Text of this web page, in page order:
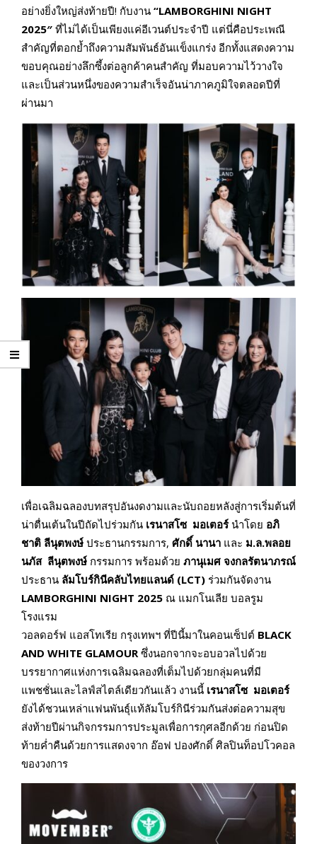
อย่างยิ่งใหญ่ส่งท้ายปี! กับงาน “LAMBORGHINI NIGHT
2025″ ที่ไม่ได้เป็นเพียงแค่อีเวนต์ประจำปี แต่นี่คือประเพณี
สำคัญที่ตอกย้ำถึงความสัมพันธ์อันแข็งแกร่ง อีกทั้งแสดงความ
ขอบคุณอย่างลึกซึ้งต่อลูกค้าคนสำคัญ ที่มอบความไว้วางใจ
และเป็นส่วนหนึ่งของความสำเร็จอันน่าภาคภูมิใจตลอดปีที่
ผ่านมา
เพื่อเฉลิมฉลองบทสรุปอันงดงามและนับถอยหลังสู่การเริ่มต้นที่
น่าตื่นเต้นในปีถัดไปร่วมกัน เรนาสโซ มอเตอร์นำโดย อภิ
ชาติ ลีนุตพงษ์ ประธานกรรมการ, ศักดิ์ นานา และ ม.ล.พลอย
นภัส ลีนุตพงษ์ กรรมการ พร้อมด้วย ภานุเมศ จงกลรัตนาภรณ์
ประธาน ลัมโบร์กินีคลับไทยแลนด์ (LCT) ร่วมกันจัดงาน
LAMBORGHINI NIGHT 2025 ณ แมกโนเลีย บอลรูม
โรงแรม
วอลดอร์ฟ แอสโทเรีย กรุงเทพฯ ที่ปีนี้มาในคอนเซ็ปต์ BLACK
AND WHITE GLAMOUR ซึ่งนอกจากจะอบอวลไปด้วย
บรรยากาศแห่งการเฉลิมฉลองที่เต็มไปด้วยกลุ่มคนที่มี
แพชชั่นและไลฟ์สไตล์เดียวกันแล้ว งานนี้ เรนาสโซ มอเตอร์
ยังได้ชวนเหล่าแฟนพันธุ์แท้ลัมโบร์กินีร่วมกันส่งต่อความสุข
ส่งท้ายปีผ่านกิจกรรมการประมูลเพื่อการกุศลอีกด้วย ก่อนปิด
ท้ายค่ำคืนด้วยการแสดงจาก อ๊อฟ ปองศักดิ์ ศิลปินท็อปโวคอล
ของวงการ